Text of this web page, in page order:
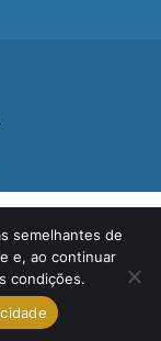
semelhantes de
e, ao continuar
condições.